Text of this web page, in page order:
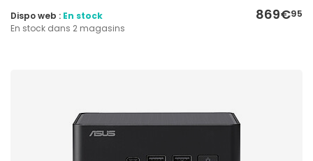
869€95
Dispo web : En stock
En stock dans 2 magasins